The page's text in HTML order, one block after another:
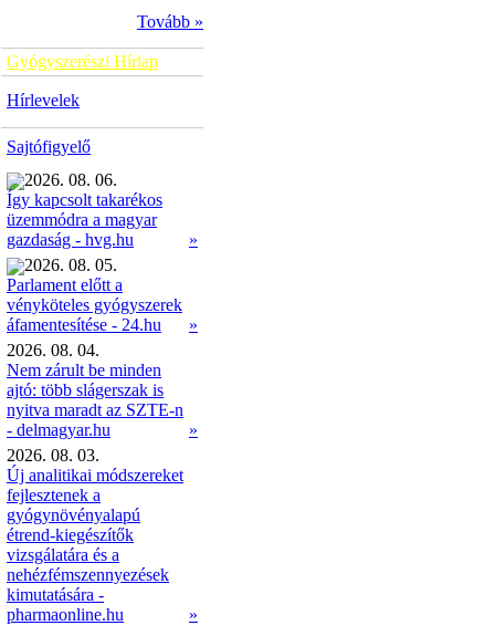
Tovább »
Gyógyszerészi Hírlap
Hírlevelek
Sajtófigyelő
2026. 08. 06.
Így kapcsolt takarékos
üzemmódra a magyar
gazdaság - hvg.hu
»
2026. 08. 05.
Parlament előtt a
vényköteles gyógyszerek
áfamentesítése - 24.hu
»
2026. 08. 04.
Nem zárult be minden
ajtó: több slágerszak is
nyitva maradt az SZTE-n
- delmagyar.hu
»
2026. 08. 03.
Új analitikai módszereket
fejlesztenek a
gyógynövényalapú
étrend-kiegészítők
vizsgálatára és a
nehézfémszennyezések
kimutatására -
pharmaonline.hu
»